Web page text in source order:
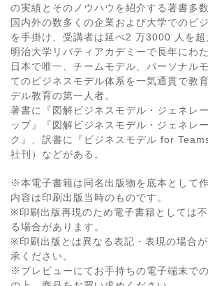
の実績とそのノウハウを紹介する著書多数
国内外の数多くの企業および大学でのビ
を手掛け、受講者は延べ2 万3000 人を超
明治大学リバティアカデミーで長年にわ
日本で唯一、チームモデル、パーソナル
てのビジネスモデル体系を一気通貫で教
デル教育の第一人者。
著書に『図解ビジネスモデル・ジェネレ
ップ』『図解ビジネスモデル・ジェネレ
ク』、訳書に『ビジネスモデル for
社刊）などがある。
※本電子書籍は同名出版物を底本として
内容は印刷出版当時のものです。
※印刷出版再現のため電子書籍としては
る場合があります。
※印刷出版とは異なる表記・表現の場合
承ください。
※プレビューにてお手持ちの電子端末で